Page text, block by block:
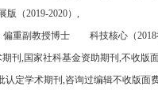
版（2019-2020）,
偏重副教授博士
科技核心（
刊,国家社科基金资助期刊,不收版
认定学术期刊,咨询过编辑不收版面